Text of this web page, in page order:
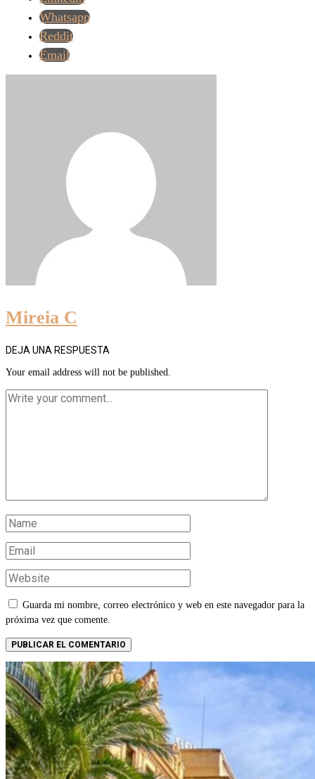
Whatsapp
Reddit
Email
Mireia C
DEJA UNA RESPUESTA
Your email address will not be published.
Guarda mi nombre, correo electrónico y web en este navegador para la
próxima vez que comente.